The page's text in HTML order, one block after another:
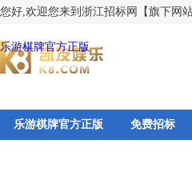
您好,欢迎您来到浙江招标网【旗下网站
乐游棋牌官方正版
乐游棋牌官方正版 免费招标